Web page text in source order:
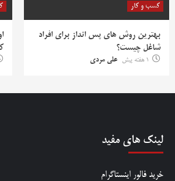
کسب و کار
بهترین روش‌ های پس‌ انداز برای افراد
شاغل چیست؟
1 هفته پیش علی مردی
لینک های مفید
خرید فالور اینستاگرام